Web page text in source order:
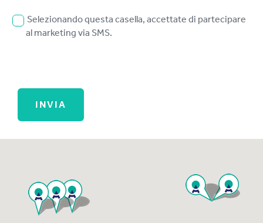
Selezionando questa casella, accettate di partecipare
al marketing via SMS.